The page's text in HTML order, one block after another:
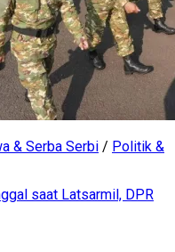
& Serba Serbi / Politik &
saat Latsarmil, DPR